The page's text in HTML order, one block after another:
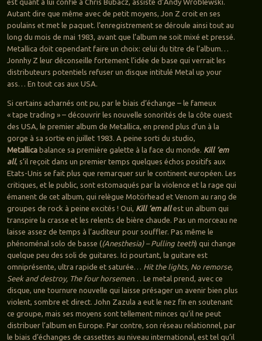
est quant à lui confié à Chris Bubacz, assisté d’Andy Wroblewski.
Autant dire que même avec de petit moyens, Jon Z croit en ses
poulains et met le paquet. l’enregistrement se déroule ainsi tout au
long du mois de mai 1983, avant que l’album ne soit mixé et pressé.
Metallica doit cependant faire un choix: celui du titre de l’album…
Jonnhy Z leur déconseille fortement l’idée de base qui verrait les
distributeurs potentiels refuser un disque intitulé Metal up your
ass… En tout cas aux USA.
Si certains acharnés ont pu, par le biais d’échange – le fameux
« tape trading » – découvrir les nouvelle sonorités de la côte ouest
des USA, le premier album de Metallica, en prend plus d’un à la
gorge à sa sortie en juillet 1983. A peine sorti du studio,
Metallicabalance sa première galette à la face du monde. Kill ‘em
all, s’il reçoit dans un premier temps quelques échos positifs aux
Etats-Unis se fait plus que remarquer sur le continent européen. Les
critiques, et le public, sont estomaqués par la violence et la rage qui
émanent de cet album, qui relègue Motörhead et Venom au rang de
groupes de rock à peine excités ! Oui, Kill ‘em allest un album qui
transpire la crasse et les relents de bière chaude. Pas un morceau ne
laisse assez de temps à l’auditeur pour souffler. Pas même le
phénoménal solo de basse ((Anesthesia) – Pulling teeth) qui change
quelque peu des soli de guitares. Ici pourtant, la guitare est
omniprésente, ultra rapide et saturée… Hit the lights, No remorse,
Seek and destroy, The four horsemen… Le metal prend, avec ce
disque, une tournure nouvelle qui laisse présager un avenir bien plus
violent, sombre et direct. John Zazula a eut le nez fin en soutenant
ce groupe, mais ses moyens sont tellement minces qu’il ne peut
distribuer l’album en Europe. Par contre, son réseau relationnel, par
le biais d’échanges de cassettes au niveau international, est tel qu’il